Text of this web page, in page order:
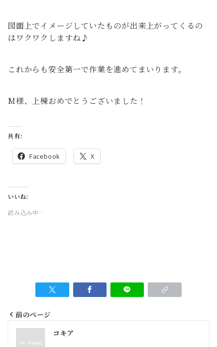
図面上でイメージしていたものが出来上がってくるの
はワクワクしますね♪
これからも安全第一で作業を進めてまいります。
M様、上棟おめでとうございました！
共有:
Facebook X
いいね:
読み込み中…
投
前のページ
コキア